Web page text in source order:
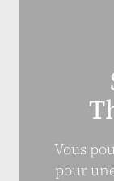
Vous
pour